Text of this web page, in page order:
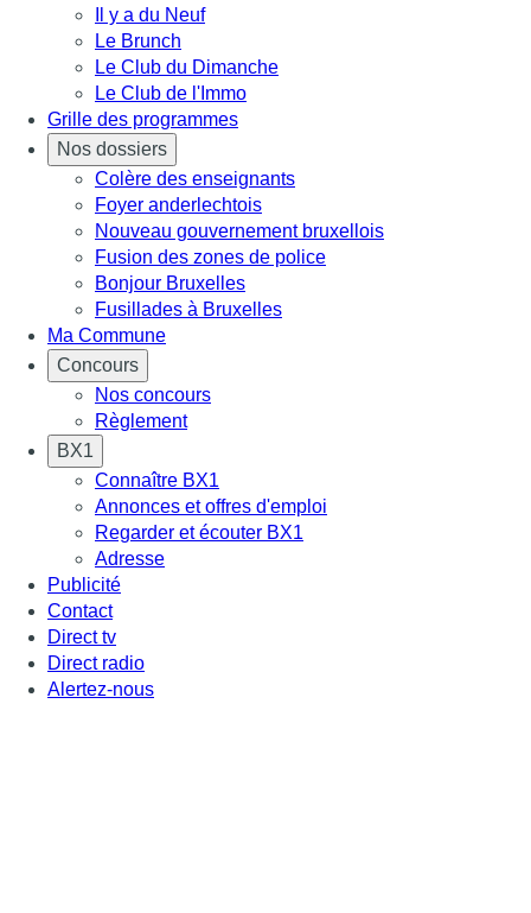
Il y a du Neuf
Le Brunch
Le Club du Dimanche
Le Club de l'Immo
Grille des programmes
Nos dossiers
Colère des enseignants
Foyer anderlechtois
Nouveau gouvernement bruxellois
Fusion des zones de police
Bonjour Bruxelles
Fusillades à Bruxelles
Ma Commune
Concours
Nos concours
Règlement
BX1
Connaître BX1
Annonces et offres d'emploi
Regarder et écouter BX1
Adresse
Publicité
Contact
Direct tv
Direct radio
Alertez-nous